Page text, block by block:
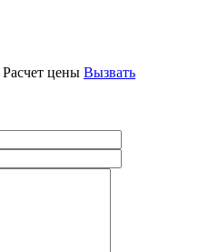
Расчет цены Вызвать